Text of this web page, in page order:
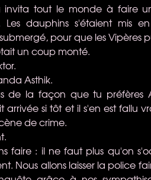
invita tout le monde à faire
dauphins s'étaient mis
pour que les Vipères
un coup monté.
Asthik.
de la façon que tu préfères
arrivée si tôt et il s'en est fallu
de crime.
faire : il ne faut plus qu'on
Nous allons laisser la police